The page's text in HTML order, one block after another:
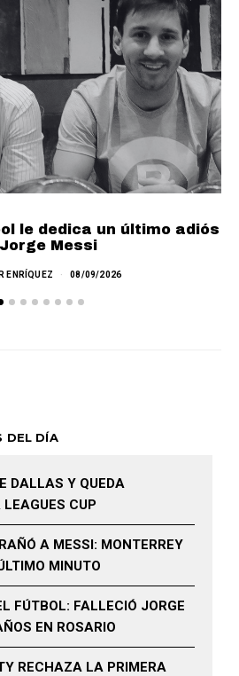
le dedica un último adiós
Messi
ENRÍQUEZ 08/09/2026
DEL DÍA
DALLAS Y QUEDA
CUP
A MESSI: MONTERREY
MINUTO
FÚTBOL: FALLECIÓ JORGE
EN ROSARIO
RECHAZA LA PRIMERA